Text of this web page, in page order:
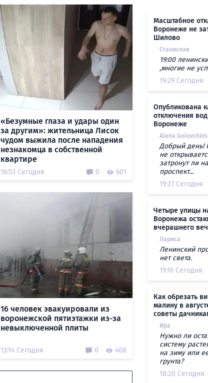
«Безумные глаза и удары один
за другим»: жительница Лисок
чудом выжила после нападения
незнакомца в собственной
квартире
16:53 Сегодня 0 601
16 человек эвакуировали из
воронежской пятиэтажки из-за
невыключенной плиты
13:14 Сегодня 0 408
Масштабное
Воронеже не
Шилово
Станислав
19:00
,многие не
19:29 Сегодня
Опубликована
отключения
Воронеже
Alena
Добрый день!
не
затронут ли
проспект...
19:27 Сегодня
Четыре улицы
Воронежа
вчерашнего
Лариса
Ленинский
нет света.
19:16 Сегодня
Как обрезать
малину в
советы
Ира
Нужно ли
систему
на зиму или
грунта?
18:20 Сегодня